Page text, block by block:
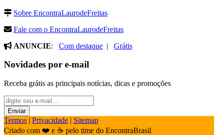
Sobre EncontraLaurodeFreitas
Fale com o EncontraLaurodeFreitas
ANUNCIE: Com destaque | Grátis
Novidades por e-mail
Receba grátis as principais notícias, dicas e promoções
Termos | Privacidade | Sitemap
Criado com ❤️ e ☕ pelo time do EncontraBrasil